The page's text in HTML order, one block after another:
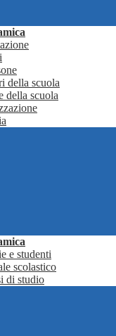
della scuola
della scuola
e studenti
scolastico
di studio